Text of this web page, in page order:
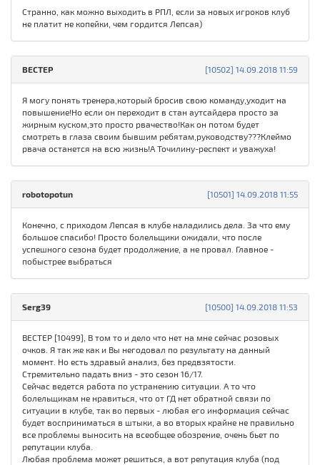
Странно, как можно выходить в РПЛ, если за новых игроков клуб
не платит не копейки, чем гордится Лепсая)
[10502] 14.09.2018 11:59
ВЕСТЕР
Я могу понять тренера,который бросив свою команду,уходит на
повышение!Но если он переходит в стан аутсайдера просто за
жирным куском,это просто рвачество!Как он потом будет
смотреть в глаза своим бывшим ребятам,руководству???Клеймо
рвача останется на всю жизнь!А Точилину-респект и уважуха!
[10501] 14.09.2018 11:55
robotopotun
Конечно, с приходом Лепсая в клубе наладились дела. За что ему
большое спасибо! Просто болельщики ожидали, что после
успешного сезона будет продолжение, а не провал. Главное -
побыстрее выбраться
[10500] 14.09.2018 11:53
Serg39
ВЕСТЕР [10499], В том то и дело что нет на мне сейчас розовых
очков. Я так же как и Вы негодовал по результату на данный
момент. Но есть здравый анализ, без предвзятости.
Стремительно падать вниз - это сезон 16/17.
Сейчас ведется работа по устранению ситуации. А то что
болельщикам не нравиться, что от ГД нет обратной связи по
ситуации в клубе, так во первых - любая его информация сейчас
будет восприниматься в штыки, а во вторых крайне не правильно
все проблемы выносить на всеобщее обозрение, очень бьет по
репутации клуба.
Любая проблема может решиться, а вот репутация клуба (под